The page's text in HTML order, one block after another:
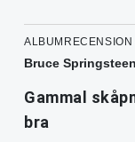
Bruce Springsteen
Gammal
bra